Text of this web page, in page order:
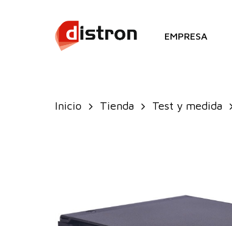
EMPRESA
Inicio Tienda Test y medida